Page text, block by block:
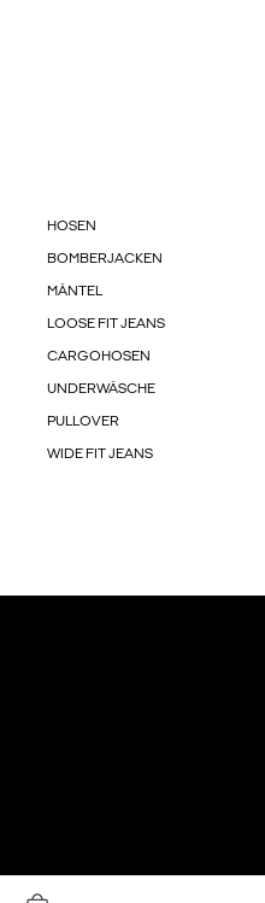
HOSEN
BOMBERJACKEN
MÄNTEL
LOOSE FIT JEANS
CARGOHOSEN
UNDERWÄSCHE
PULLOVER
WIDE FIT JEANS